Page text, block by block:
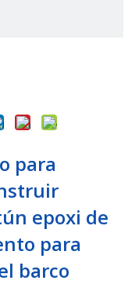
para
epoxi de
para
barco